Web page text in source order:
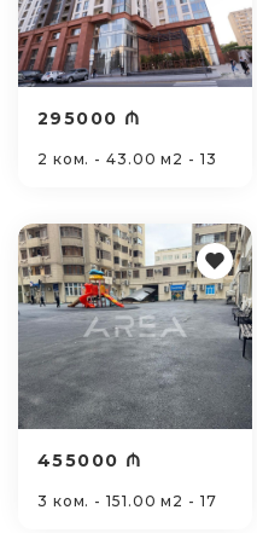
295000 ₼
2 ком. - 43.00 м2 - 13
455000 ₼
3 ком. - 151.00 м2 - 17